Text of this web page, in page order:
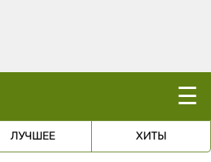
☰
ЛУЧШЕЕ ХИТЫ